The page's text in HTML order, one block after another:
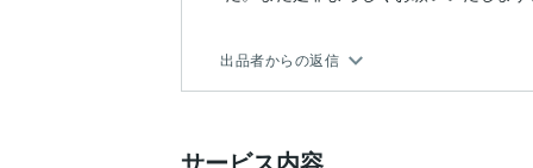
出品者からの返信